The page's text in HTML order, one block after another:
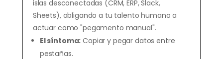
islas desconectadas (CRM, ERP, Slack,
Sheets), obligando a tu talento humano a
actuar como "pegamento manual".
El síntoma: Copiar y pegar datos entre
pestañas.